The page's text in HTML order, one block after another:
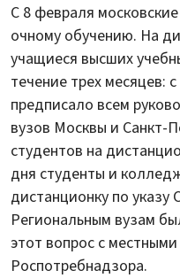
С 8 февраля
очному обучению. На
учащиеся высших
течение трех месяцев:
предписало всем
вузов Москвы и Санкт-
студентов на
дня студенты и
дистанционку по указу
Региональным вузам
этот вопрос с
Роспотребнадзора.